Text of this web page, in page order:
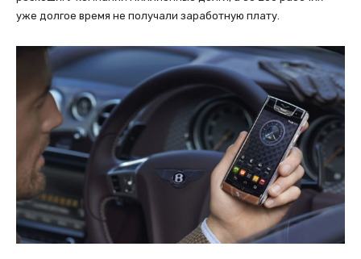
уже долгое время не получали заработную плату.